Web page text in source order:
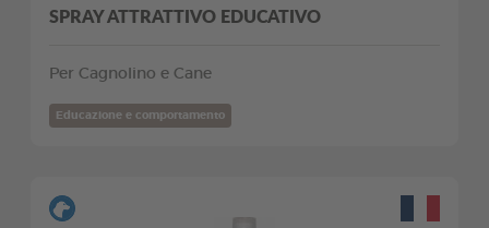
SPRAY ATTRATTIVO EDUCATIVO
Per Cagnolino e Cane
Educazione e comportamento